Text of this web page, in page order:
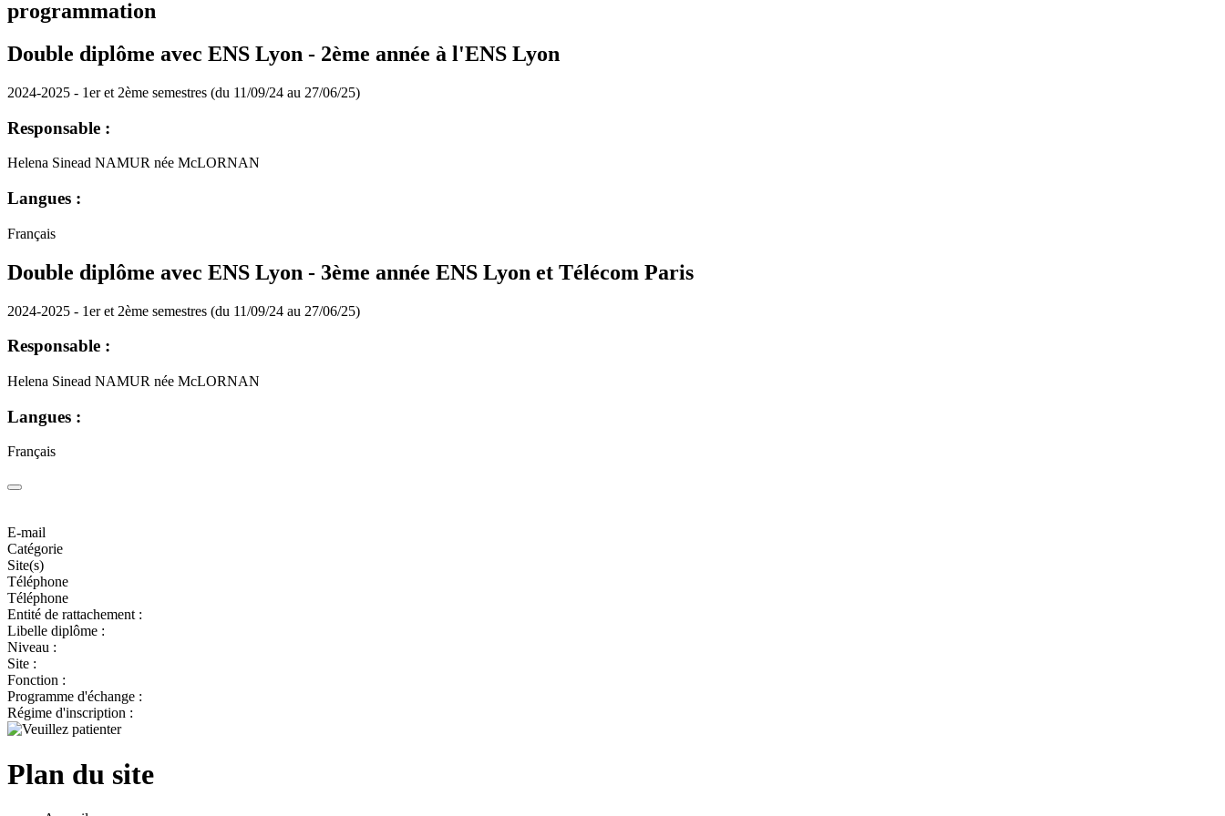
programmation
Double diplôme avec ENS Lyon - 2ème année à l'ENS Lyon
2024-2025 - 1er et 2ème semestres (du 11/09/24 au 27/06/25)
Responsable :
Helena Sinead NAMUR née McLORNAN
Langues :
Français
Double diplôme avec ENS Lyon - 3ème année ENS Lyon et Télécom Paris
2024-2025 - 1er et 2ème semestres (du 11/09/24 au 27/06/25)
Responsable :
Helena Sinead NAMUR née McLORNAN
Langues :
Français
E-mail
Catégorie
Site(s)
Téléphone
Téléphone
Entité de rattachement :
Libelle diplôme :
Niveau :
Site :
Fonction :
Programme d'échange :
Régime d'inscription :
Plan du site